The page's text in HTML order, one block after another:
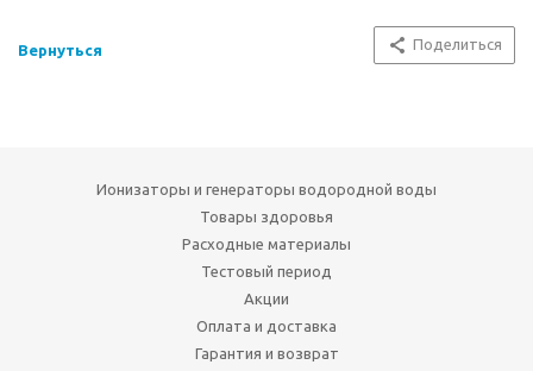
Вернуться Поделиться
Ионизаторы и генераторы водородной воды
Товары здоровья
Расходные материалы
Тестовый период
Акции
Оплата и доставка
Гарантия и возврат